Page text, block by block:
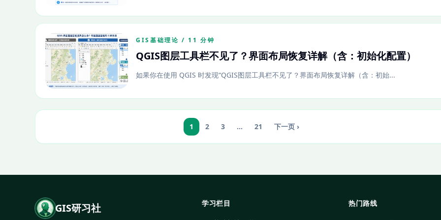
GIS基础理论 / 11 分钟
QGIS图层工具栏不见了？界面布局恢复详解（含：初始化配置）
如果你在使用 QGIS 时发现“QGIS图层工具栏不见了？界面布局恢复详解（含：初始...
1 2 3 … 21 下一页 ›
GIS研习社 学习栏目 热门路线